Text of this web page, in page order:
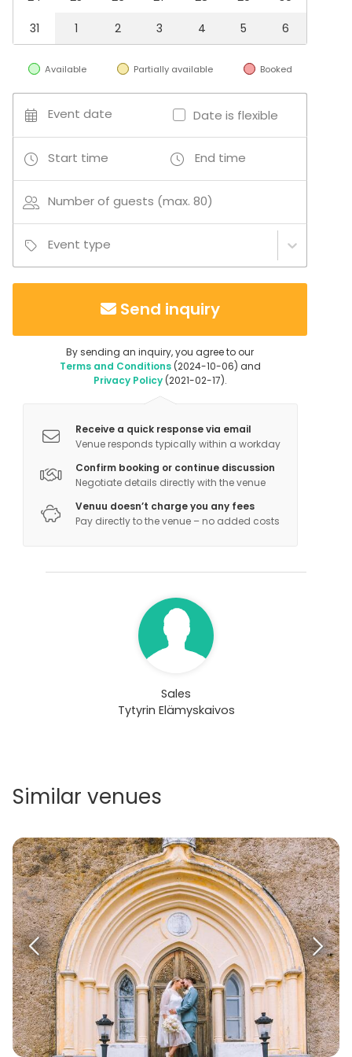
31
1 2 3 4 5 6
Available Partially available Booked
Event date Date is flexible
Start time End time
Number of guests (max. 80)
Event type
Send inquiry
By sending an inquiry, you agree to our
Terms and Conditions(2024-10-06) and
Privacy Policy(2021-02-17).
Receive a quick response via email
Venue responds typically within a workday
Confirm booking or continue discussion
Negotiate details directly with the venue
Venuu doesn’t charge you any fees
Pay directly to the venue – no added costs
Sales
Tytyrin Elämyskaivos
Similar venues